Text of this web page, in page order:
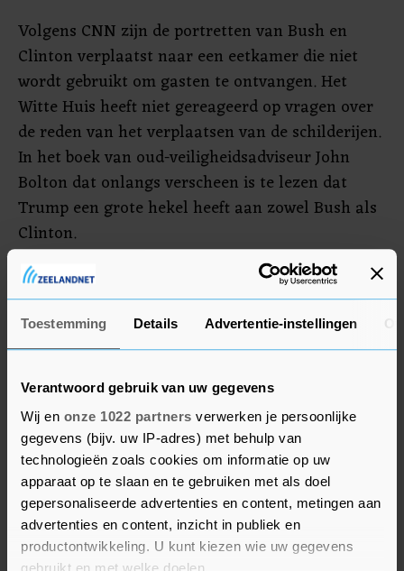
Toestemming Details Advertentie-instellingen
Verantwoord gebruik van uw gegevens
Wij en onze 1022 partners verwerken je persoonlijke
gegevens (bijv. uw IP-adres) met behulp van
technologieën zoals cookies om informatie op uw
apparaat op te slaan en te gebruiken met als doel
gepersonaliseerde advertenties en content, metingen aan
advertenties en content, inzicht in publiek en
productontwikkeling. U kunt kiezen wie uw gegevens
gebruikt en met welke doelen.
Volgens CNN zijn de portretten van Bush en
Clinton verplaatst naar een eetkamer die niet
wordt gebruikt om gasten te ontvangen. Het
Witte Huis heeft niet gereageerd op vragen over
de reden van het verplaatsen van de schilderijen.
In het boek van oud-veiligheidsadviseur John
Bolton dat onlangs verscheen is te lezen dat
Trump een grote hekel heeft aan zowel Bush als
Clinton.
Het schilderij van Trumps voorganger Barack
Obama hangt nog niet in het Witte Huis omdat
het nog niet officieel is onthuld. Dat gaat
waarschijnlijk ook niet gebeuren tijdens deze
termijn van Trump.